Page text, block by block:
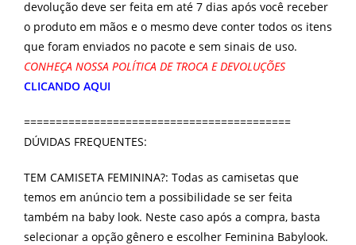
devolução deve ser feita em até 7 dias após você receber
o produto em mãos e o mesmo deve conter todos os itens
que foram enviados no pacote e sem sinais de uso.
CONHEÇA NOSSA POLÍTICA DE TROCA E DEVOLUÇÕES
CLICANDO AQUI
==========================================
DÚVIDAS FREQUENTES:
TEM CAMISETA FEMININA?: Todas as camisetas que
temos em anúncio tem a possibilidade se ser feita
também na baby look. Neste caso após a compra, basta
selecionar a opção gênero e escolher Feminina Babylook.